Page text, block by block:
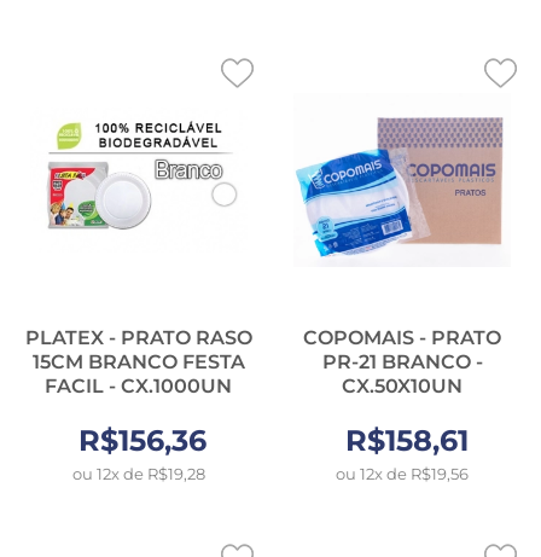
PLATEX - PRATO RASO
15CM BRANCO FESTA
FACIL - CX.1000UN
R$156,36
ou 12x de R$19,28
COPOMAIS - PRATO
PR-21 BRANCO -
CX.50X10UN
R$158,61
ou 12x de R$19,56